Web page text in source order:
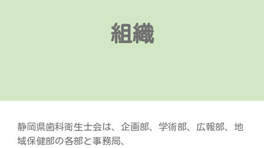
組織
静岡県歯科衛生士会は、企画部、学術部、広報部、地
域保健部の各部と事務局、